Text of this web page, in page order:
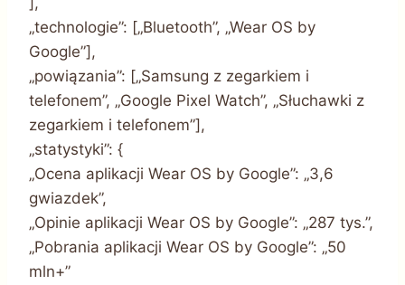
„technologie”: [„Bluetooth”, „Wear OS by
Google”],
„powiązania”: [„Samsung z zegarkiem i
telefonem”, „Google Pixel Watch”, „Słuchawki z
zegarkiem i telefonem”],
„statystyki”: {
„Ocena aplikacji Wear OS by Google”: „3,6
gwiazdek”,
„Opinie aplikacji Wear OS by Google”: „287 tys.”,
„Pobrania aplikacji Wear OS by Google”: „50
mln+”